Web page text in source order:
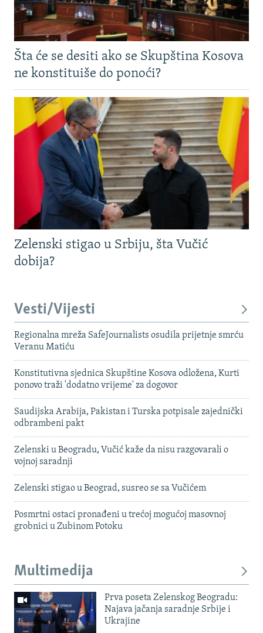
Šta će se desiti ako se Skupština Kosova
ne konstituiše do ponoći?
Zelenski stigao u Srbiju, šta Vučić
dobija?
Vesti/Vijesti
Regionalna mreža SafeJournalists osudila prijetnje smrću
Veranu Matiću
Konstitutivna sjednica Skupštine Kosova odložena, Kurti
ponovo traži 'dodatno vrijeme' za dogovor
Saudijska Arabija, Pakistan i Turska potpisale zajednički
odbrambeni pakt
Zelenski u Beogradu, Vučić kaže da nisu razgovarali o
vojnoj saradnji
Zelenski stigao u Beograd, susreo se sa Vučićem
Posmrtni ostaci pronađeni u trećoj mogućoj masovnoj
grobnici u Zubinom Potoku
Multimedija
Prva poseta Zelenskog Beogradu:
Najava jačanja saradnje Srbije i
Ukrajine